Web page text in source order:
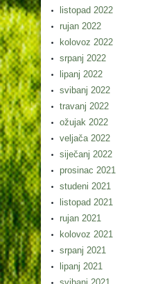
listopad 2022
rujan 2022
kolovoz 2022
srpanj 2022
lipanj 2022
svibanj 2022
travanj 2022
ožujak 2022
veljača 2022
siječanj 2022
prosinac 2021
studeni 2021
listopad 2021
rujan 2021
kolovoz 2021
srpanj 2021
lipanj 2021